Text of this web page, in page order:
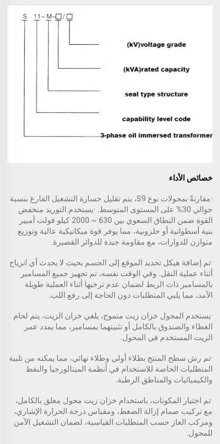
خصائص الأداء
·مقارنةً بمحولات نوع S9، يتم تقليل خسارة التشغيل الفارغ بنسبة
حوالي 30% على المستوى المتوسط. ·يستخدم التوريد منخفض
القوة ضمن النطاق السعوي بين 630 ~ 2000 كيلو فولت أمبير
بنية أسطوانية أو حلزونية، مما يوفر قوة ميكانيكية عالية وتوزيع
متوازن للدوارات، مع مقاومة جيدة للدوائر القصيرة.
·تم إضافة هيكل تحديد الموقع إلى الجسم بحيث لا يحدث أي انزياح
أثناء عملية النقل. وفي الوقت نفسه، تم تجهيز جميع المسامير
بالمسامير ذات الربط لضمان عدم ترخيها أثناء العملية طويلة
الأمد، مما يلبي المتطلبات دون الحاجة إلى رفع اللب.
·يستخدم المحول خزان زيت متموج، يلغي خزان الزيت، يتم لحام
الغطاء والصندوق بالكامل أو تثبيتهما بمسامير، مما يمدد عمر
الزيت المستخدم في المحول.
·تم رش سطح المنتج بطلاء أولي وطلاء نهائي، مما يمكنه من تلبية
المتطلبات الخاصة للاستخدام في أنظمة الميتالورجيا والنفط
والكيميائيات والمناطق الرطبة.
·تم اختيار المكونات، باستخدام خزان زيت محول مغلق بالكامل،
مع تركيب صمام إزالة الضغط، ومقياس درجة الحرارة الإشاري،
ومركب الغاز حسب المتطلبات القياسية، لضمان التشغيل الآمن
للمحول.